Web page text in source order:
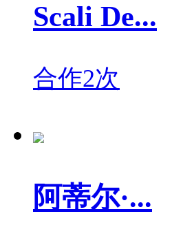
Scali De...
合作2次
阿蒂尔·...